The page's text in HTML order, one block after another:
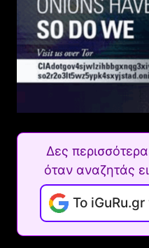
Δες
όταν αναζητάς
Το